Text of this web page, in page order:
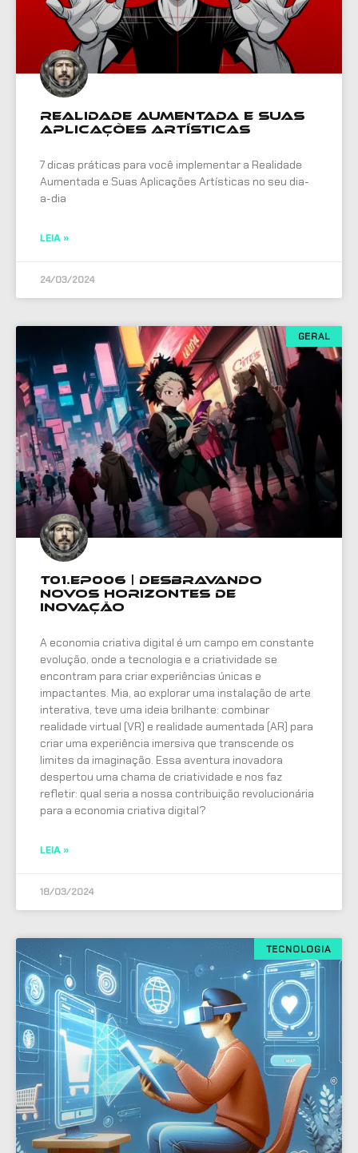
Realidade Aumentada e Suas
Aplicações Artísticas
7 dicas práticas para você implementar a Realidade
Aumentada e Suas Aplicações Artísticas no seu dia-
a-dia
LEIA »
24/03/2024
GERAL
T01.EP006 | Desbravando
Novos Horizontes de
Inovação
A economia criativa digital é um campo em constante
evolução, onde a tecnologia e a criatividade se
encontram para criar experiências únicas e
impactantes. Mia, ao explorar uma instalação de arte
interativa, teve uma ideia brilhante: combinar
realidade virtual (VR) e realidade aumentada (AR) para
criar uma experiência imersiva que transcende os
limites da imaginação. Essa aventura inovadora
despertou uma chama de criatividade e nos faz
refletir: qual seria a nossa contribuição revolucionária
para a economia criativa digital?
LEIA »
18/03/2024
TECNOLOGIA